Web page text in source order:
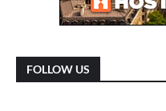
FOLLOW US